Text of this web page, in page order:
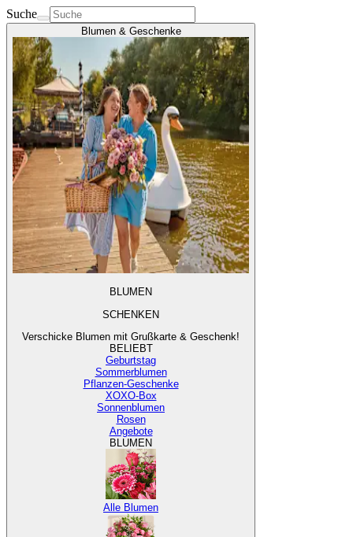
Suche
Blumen & Geschenke
BLUMEN
SCHENKEN
Verschicke Blumen mit Grußkarte & Geschenk!
BELIEBT
Geburtstag
Sommerblumen
Pflanzen-Geschenke
XOXO-Box
Sonnenblumen
Rosen
Angebote
BLUMEN
Alle Blumen